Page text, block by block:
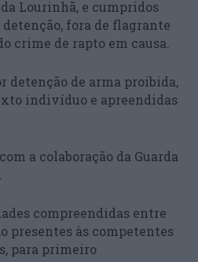
Lourinhã, e cumpridos
fora de flagrante
crime de rapto em causa.
detenção de arma proibida,
indivíduo e apreendidas
a colaboração da Guarda
compreendidas entre
presentes às competentes
para primeiro